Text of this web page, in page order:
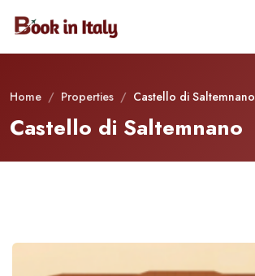
Home / Properties / Castello di Saltemnano
Castello di Saltemnano